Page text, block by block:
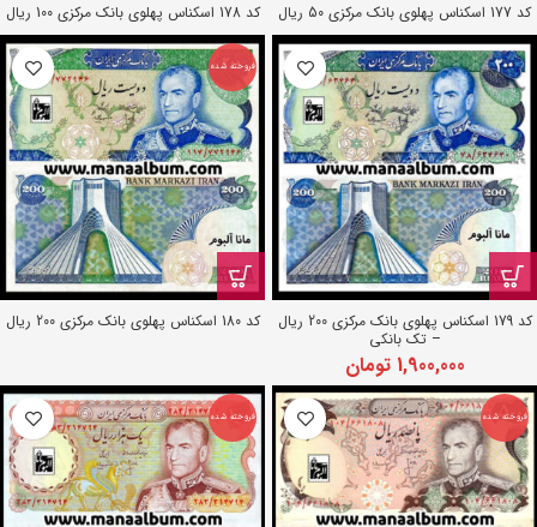
کد 177 اسکناس پهلوی بانک مرکزی 50 ریال کد 178 اسکناس پهلوی بانک مرکزی 100 ریال
کد 179 اسکناس پهلوی بانک مرکزی 200 ریال
– تک بانکی
1,900,000 تومان
فروخته شده
کد 180 اسکناس پهلوی بانک مرکزی 200 ریال
فروخته شده فروخته شده